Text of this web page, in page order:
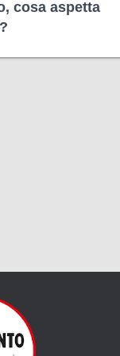
cosa aspetta